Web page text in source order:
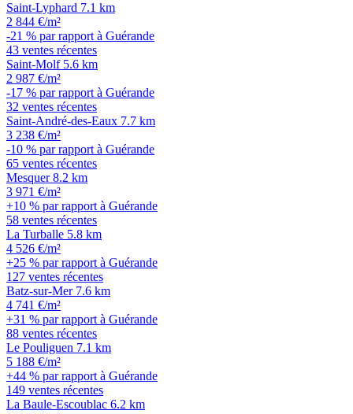
Saint-Lyphard 7.1 km
2 844 €/m²
-21 % par rapport à Guérande
43 ventes récentes
Saint-Molf 5.6 km
2 987 €/m²
-17 % par rapport à Guérande
32 ventes récentes
Saint-André-des-Eaux 7.7 km
3 238 €/m²
-10 % par rapport à Guérande
65 ventes récentes
Mesquer 8.2 km
3 971 €/m²
+10 % par rapport à Guérande
58 ventes récentes
La Turballe 5.8 km
4 526 €/m²
+25 % par rapport à Guérande
127 ventes récentes
Batz-sur-Mer 7.6 km
4 741 €/m²
+31 % par rapport à Guérande
88 ventes récentes
Le Pouliguen 7.1 km
5 188 €/m²
+44 % par rapport à Guérande
149 ventes récentes
La Baule-Escoublac 6.2 km